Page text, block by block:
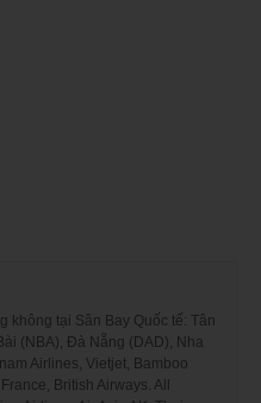
không tại Sân Bay Quốc tế: Tân
(NBA), Đà Nẵng (DAD), Nha
Airlines, Vietjet, Bamboo
British Airways. All